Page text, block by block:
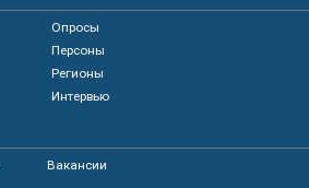
Опросы
Персоны
Регионы
Интервью
Вакансии